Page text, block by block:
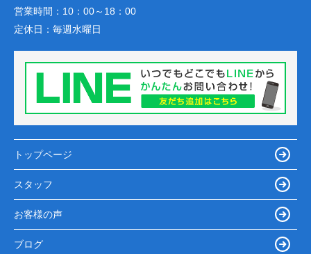
営業時間： 10：00～18：00
定休日： 毎週水曜日
トップページ
スタッフ
お客様の声
ブログ